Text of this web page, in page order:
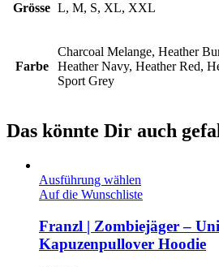
Grösse L, M, S, XL, XXL
Farbe
Charcoal Melange, Heather
Heather Navy, Heather Red,
Sport Grey
Das könnte Dir auch
Ausführung wählen
Auf die Wunschliste
Franzl | Zombiejäger –
Kapuzenpullover Hoodie